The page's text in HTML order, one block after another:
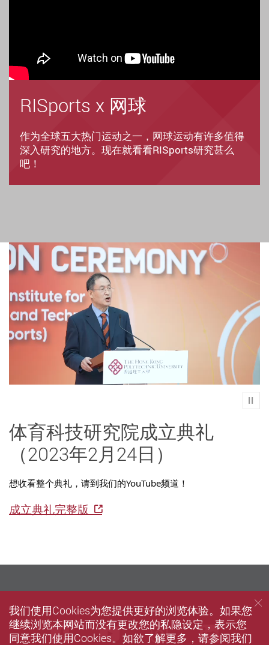
RISports x 网球
作为全球五大热门运动之一，网球运动有许多值得
深入研究的地方。现在就看看RISports研究甚么
吧！
体育科技研究院成立典礼
（2023年2月24日）
想收看整个典礼，请到我们的YouTube频道！
成立典礼完整版
FacebookYoutubeinstagram
我们使用Cookies为您提供更好的浏览体验。如果您
继续浏览本网站而没有更改您的私隐设定，表示您
同意我们使用Cookies。如欲了解更多，请参阅我们